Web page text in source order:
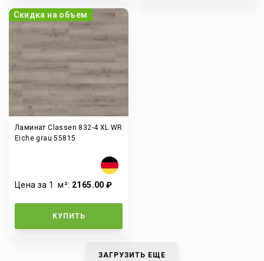
Скидка на объем
Ламинат Classen 832-4 XL WR
Eiche grau 55815
Цена за 1м²: 2165.00 ₽
КУПИТЬ
ЗАГРУЗИТЬ ЕЩЕ